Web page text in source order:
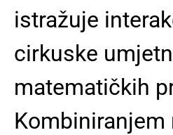
istražuje
cirkuske
matematičkih
Kombiniranjem